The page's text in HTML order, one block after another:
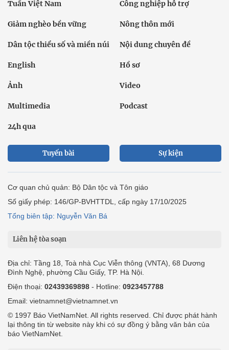
Tuần Việt Nam Công nghiệp hỗ trợ
Giảm nghèo bền vững Nông thôn mới
Dân tộc thiểu số và miền núi Nội dung chuyên đề
English Hồ sơ
Ảnh Video
Multimedia Podcast
24h qua
Tuyến bài Sự kiện
Cơ quan chủ quản: Bộ Dân tộc và Tôn giáo
Số giấy phép: 146/GP-BVHTTDL, cấp ngày 17/10/2025
Tổng biên tập: Nguyễn Văn Bá
Liên hệ tòa soạn
Địa chỉ: Tầng 18, Toà nhà Cục Viễn thông (VNTA), 68 Dương
Đình Nghệ, phường Cầu Giấy, TP. Hà Nội.
Điện thoại: 02439369898 - Hotline: 0923457788
Email: vietnamnet@vietnamnet.vn
© 1997 Báo VietNamNet. All rights reserved. Chỉ được phát hành
lại thông tin từ website này khi có sự đồng ý bằng văn bản của
báo VietNamNet.